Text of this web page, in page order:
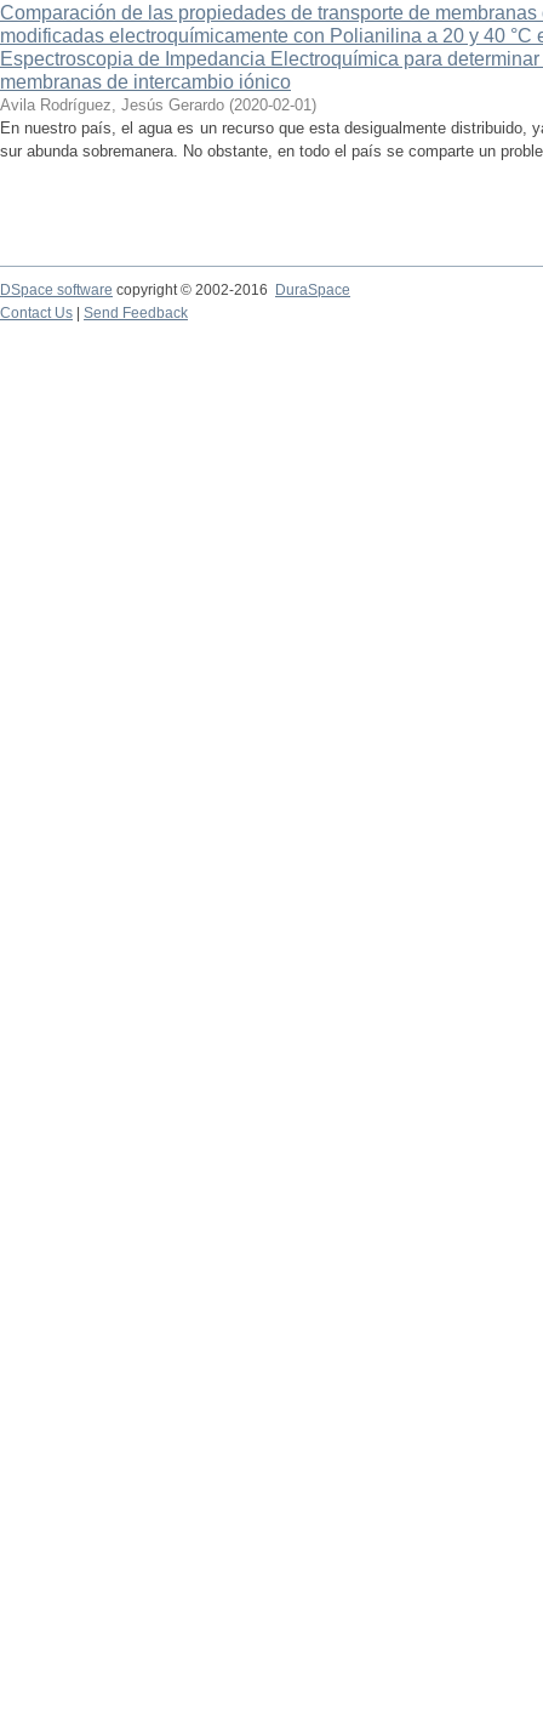
Comparación de las propiedades de transporte de
modificadas electroquímicamente con Polianilina a 20 y 40 °C
Espectroscopia de Impedancia Electroquímica para
membranas de intercambio iónico
Avila Rodríguez, Jesús Gerardo (2020-02-01)
En nuestro país, el agua es un recurso que esta desigualmente distribuido,
sur abunda sobremanera. No obstante, en todo el país se comparte un
DSpace software copyright © 2002-2016
DuraSpace
Contact Us
Send Feedback